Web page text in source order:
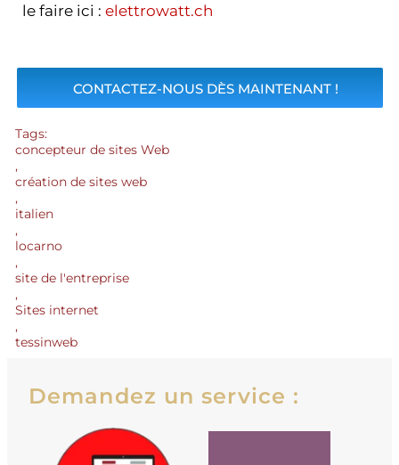
le faire ici : elettrowatt.ch
CONTACTEZ-NOUS DÈS MAINTENANT !
Tags:
concepteur de sites Web
,
création de sites web
,
italien
,
locarno
,
site de l'entreprise
,
Sites internet
,
tessinweb
Demandez un service :